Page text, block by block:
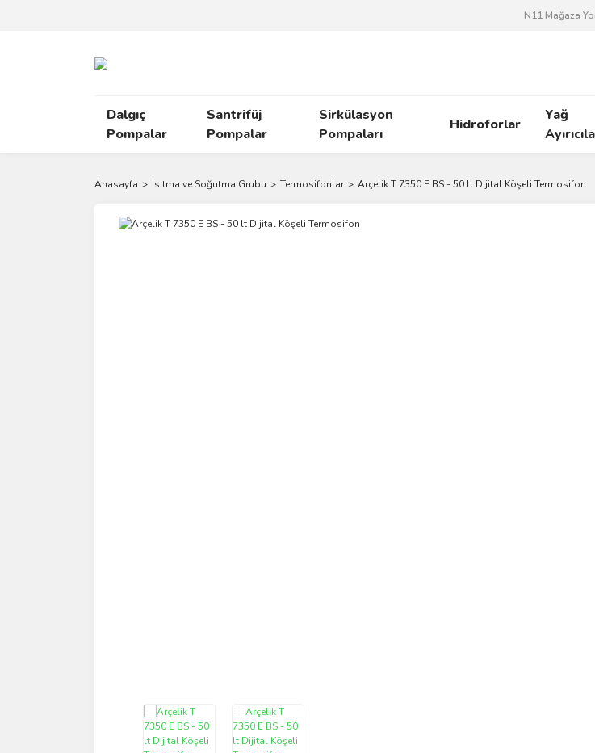
N11 Mağaza
Dalgıç
Pompalar
Santrifüj
Pompalar
Sirkülasyon
Pompaları
Hidroforlar
Yağ
Anasayfa Isıtma ve Soğutma Grubu Termosifonlar Arçelik T 7350 E BS - 50 lt Dijital Köşeli Termosifon